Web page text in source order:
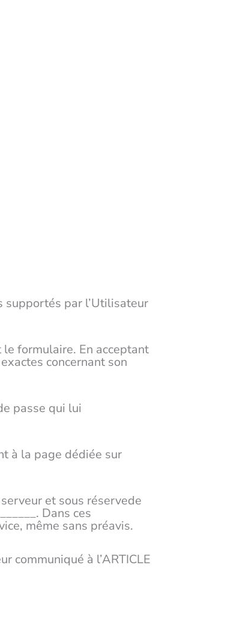
supportés par l’Utilisateur
le formulaire. En acceptant
concernant son
passe qui lui
à la page dédiée sur
et sous réservede
Dans ces
même sans préavis.
communiqué à l’ARTICLE